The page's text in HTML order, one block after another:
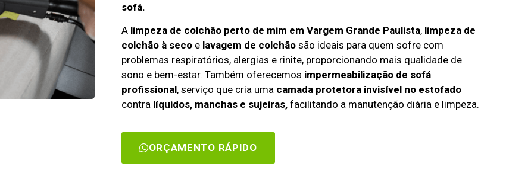
sofá.
A limpeza de colchão perto de mim em Vargem Grande Paulista, limpeza de
colchão à secoe lavagem de colchãosão ideais para quem sofre com
problemas respiratórios, alergias e rinite, proporcionando mais qualidade de
sono e bem-estar. Também oferecemos impermeabilização de sofá
profissional, serviço que cria uma camada protetora invisível no estofado
contra líquidos, manchas e sujeiras,facilitando a manutenção diária e limpeza.
ORÇAMENTO RÁPIDO